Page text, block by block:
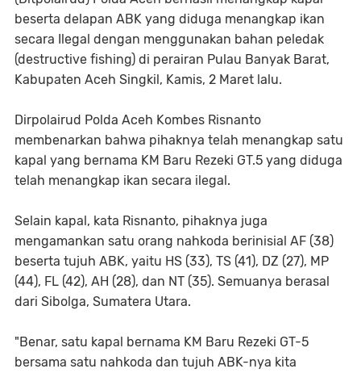
beserta delapan ABK yang diduga menangkap ikan
secara Ilegal dengan menggunakan bahan peledak
(destructive fishing) di perairan Pulau Banyak Barat,
Kabupaten Aceh Singkil, Kamis, 2 Maret lalu.
Dirpolairud Polda Aceh Kombes Risnanto
membenarkan bahwa pihaknya telah menangkap satu
kapal yang bernama KM Baru Rezeki GT.5 yang diduga
telah menangkap ikan secara ilegal.
Selain kapal, kata Risnanto, pihaknya juga
mengamankan satu orang nahkoda berinisial AF (38)
beserta tujuh ABK, yaitu HS (33), TS (41), DZ (27), MP
(44), FL (42), AH (28), dan NT (35). Semuanya berasal
dari Sibolga, Sumatera Utara.
"Benar, satu kapal bernama KM Baru Rezeki GT-5
bersama satu nahkoda dan tujuh ABK-nya kita